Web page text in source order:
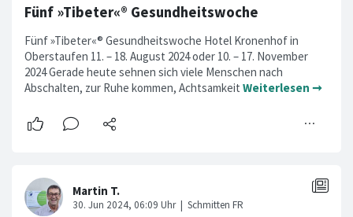
Fünf »Tibeter«® Gesundheitswoche
Fünf »Tibeter«® Gesundheitswoche Hotel Kronenhof in
Oberstaufen 11. – 18. August 2024 oder 10. – 17. November
2024 Gerade heute sehnen sich viele Menschen nach
Abschalten, zur Ruhe kommen, Achtsamkeit Weiterlesen ➞